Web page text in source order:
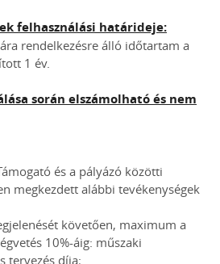
felhasználási határideje:
rendelkezésre álló időtartam a
1 év.
során elszámolható és nem
és a pályázó közötti
megkezdett alábbi tevékenységek
követően, maximum a
10%-áig: műszaki
tervezés díja;